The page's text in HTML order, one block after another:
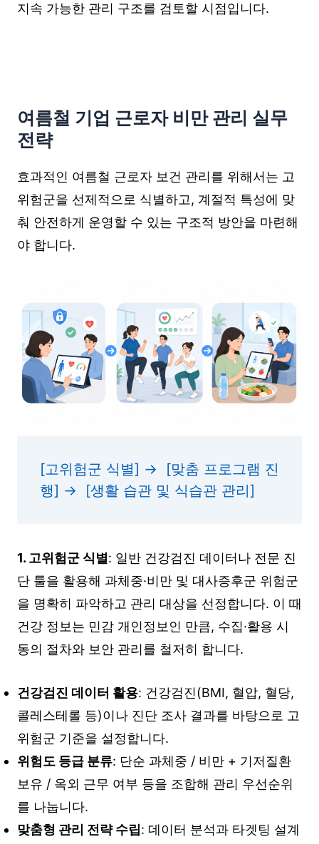
지속 가능한 관리 구조를 검토할 시점입니다.
여름철 기업 근로자 비만 관리 실무
전략
효과적인 여름철 근로자 보건 관리를 위해서는 고
위험군을 선제적으로 식별하고, 계절적 특성에 맞
춰 안전하게 운영할 수 있는 구조적 방안을 마련해
야 합니다.
[고위험군 식별] →  [맞춤 프로그램 진
행] →  [생활 습관 및 식습관 관리]
1. 고위험군 식별: 일반 건강검진 데이터나 전문 진
단 툴을 활용해 과체중·비만 및 대사증후군 위험군
을 명확히 파악하고 관리 대상을 선정합니다. 이 때
건강 정보는 민감 개인정보인 만큼, 수집·활용 시
동의 절차와 보안 관리를 철저히 합니다.
건강검진 데이터 활용: 건강검진(BMI, 혈압, 혈당,
콜레스테롤 등)이나 진단 조사 결과를 바탕으로 고
위험군 기준을 설정합니다.
위험도 등급 분류: 단순 과체중 / 비만 + 기저질환
보유 / 옥외 근무 여부 등을 조합해 관리 우선순위
를 나눕니다.
맞춤형 관리 전략 수립: 데이터 분석과 타겟팅 설계